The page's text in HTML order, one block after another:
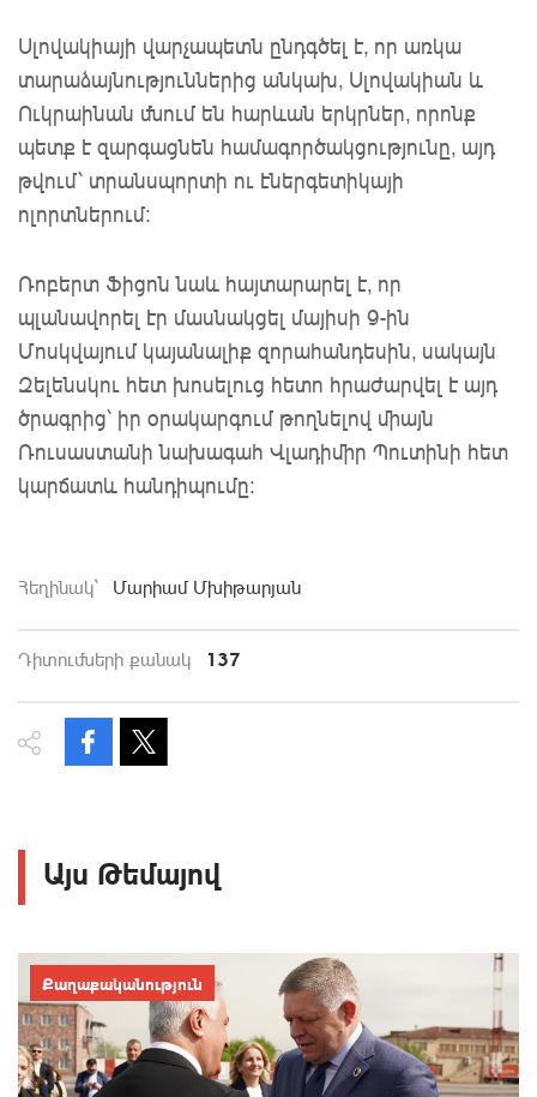
Սլովակիայի վարչապետն ընդգծել է, որ առկա
տարաձայնություններից անկախ, Սլովակիան և
Ուկրաինան մնում են հարևան երկրներ, որոնք
պետք է զարգացնեն համագործակցությունը, այդ
թվում՝ տրանսպորտի ու էներգետիկայի
ոլորտներում։
Ռոբերտ Ֆիցոն նաև հայտարարել է, որ
պլանավորել էր մասնակցել մայիսի 9-ին
Մոսկվայում կայանալիք զորահանդեսին, սակայն
Զելենսկու հետ խոսելուց հետո հրաժարվել է այդ
ծրագրից՝ իր օրակարգում թողնելով միայն
Ռուսաստանի նախագահ Վլադիմիր Պուտինի հետ
կարճատև հանդիպումը։
Հեղինակ` Մարիամ Մխիթարյան
Դիտումների քանակ 137
Այս Թեմայով
Քաղաքականություն